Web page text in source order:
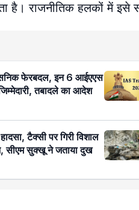
है। राजनीतिक हलकों में इसे
फेरबदल, इन 6 आईएएस
तबादले का आदेश
टैक्सी पर गिरी विशाल
सीएम सुक्खू ने जताया दुख